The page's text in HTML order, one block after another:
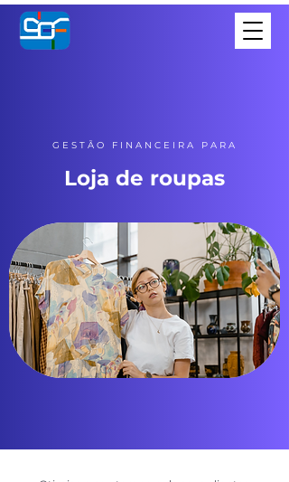
Loja de roupas
GESTÃO FINANCEIRA PARA